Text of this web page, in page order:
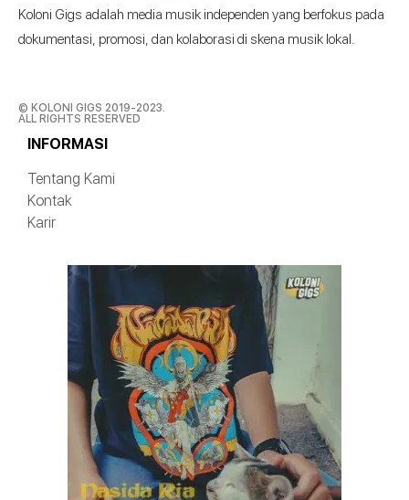
Koloni Gigs adalah media musik independen yang berfokus pada
dokumentasi, promosi, dan kolaborasi di skena musik lokal.
© KOLONI GIGS 2019-2023.
ALL RIGHTS RESERVED
INFORMASI
Tentang Kami
Kontak
Karir